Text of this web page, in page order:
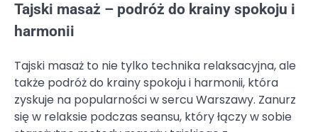
Tajski masaż – podróż do krainy spokoju i
harmonii
Tajski masaż to nie tylko technika relaksacyjna, ale
także podróż do krainy spokoju i harmonii, która
zyskuje na popularności w sercu Warszawy. Zanurz
się w relaksie podczas seansu, który łączy w sobie